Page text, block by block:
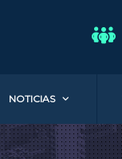
NOTICIAS